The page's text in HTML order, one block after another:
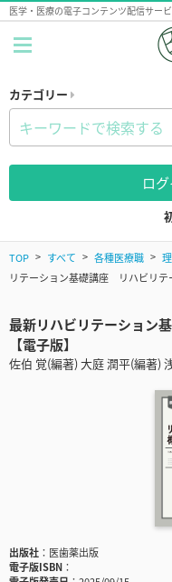
医学・医療の電子コンテンツ配信サー
カテゴリー
ロ
TOP すべて 各種医療職
リテーション基礎講座 リハビリテ
最新リハビリテーション
【電子版】
佐伯 覚(編著) 大庭 潤平(編著)
出版社
医歯薬出版
電子版ISBN